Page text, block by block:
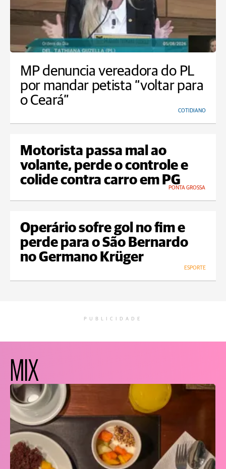
MP denuncia vereadora do PL
por mandar petista “voltar para
o Ceará”
COTIDIANO
Motorista passa mal ao
volante, perde o controle e
colide contra carro em PG
PONTA GROSSA
Operário sofre gol no fim e
perde para o São Bernardo
no Germano Krüger
ESPORTE
PUBLICIDADE
MIX